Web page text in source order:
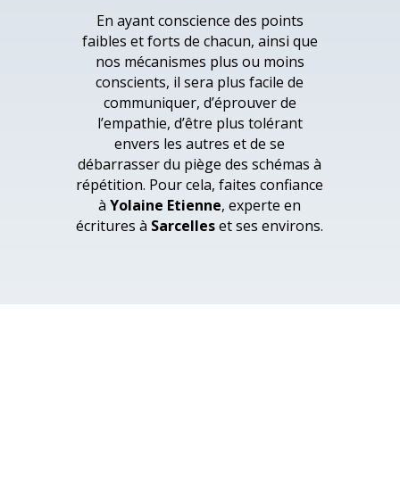
En ayant conscience des points
faibles et forts de chacun, ainsi que
nos mécanismes plus ou moins
conscients, il sera plus facile de
communiquer, d’éprouver de
l’empathie, d’être plus tolérant
envers les autres et de se
débarrasser du piège des schémas à
répétition. Pour cela, faites confiance
àYolaine Etienne, experte en
écritures à Sarcelleset ses environs.